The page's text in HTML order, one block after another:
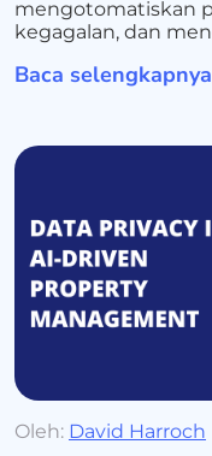
mengotomatiskan
kegagalan, dan
mengurangi biaya,
Baca selengkapnya
Oleh: David Harroch